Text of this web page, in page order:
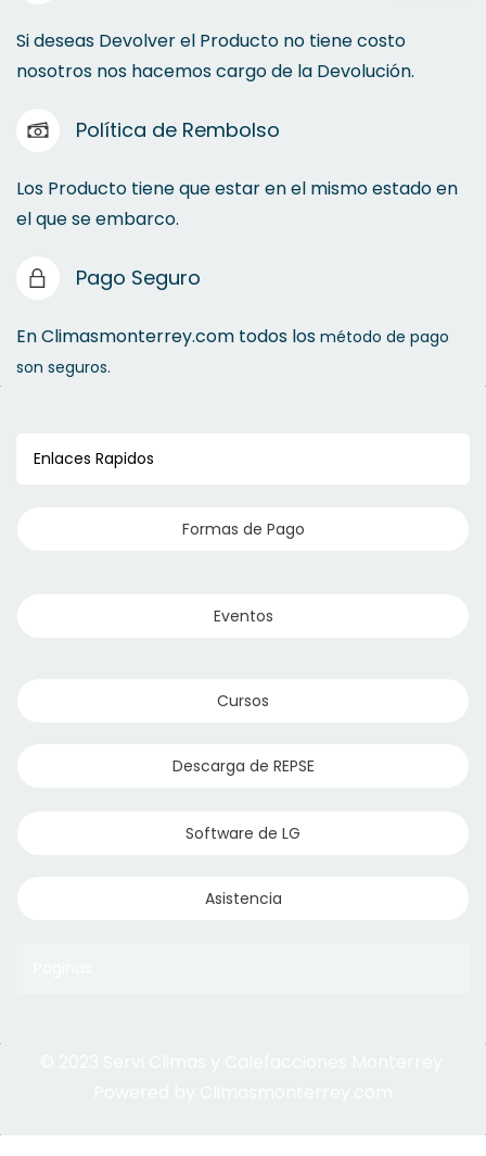
Si deseas Devolver el Producto no tiene costo
nosotros nos hacemos cargo de la Devolución.
Política de Rembolso
Los Producto tiene que estar en el mismo estado en
el que se embarco.
Pago Seguro
En Climasmonterrey.com todos los método de pago
son seguros.
Enlaces Rapidos
Formas de Pago
Eventos
Cursos
Descarga de REPSE
Software de LG
Asistencia